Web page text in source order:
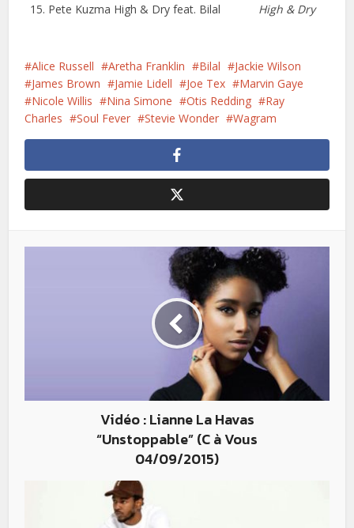
Pete Kuzma High & Dry feat. Bilal High & Dry
Alice Russell Aretha Franklin Bilal
Jackie Wilson
James Brown
Jamie Lidell Joe Tex
Marvin Gaye
Nicole Willis
Nina Simone Otis Redding
Ray
Charles
Soul Fever Stevie Wonder Wagram
Vidéo : Lianne La Havas
“Unstoppable” (C à Vous
04/09/2015)